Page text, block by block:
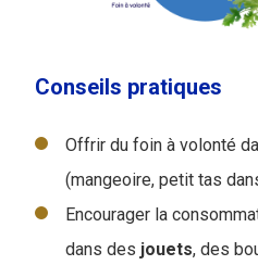
Conseils pratiques
Offrir du foin à volonté
(mangeoire, petit tas
Encourager la
dans des jouets, des